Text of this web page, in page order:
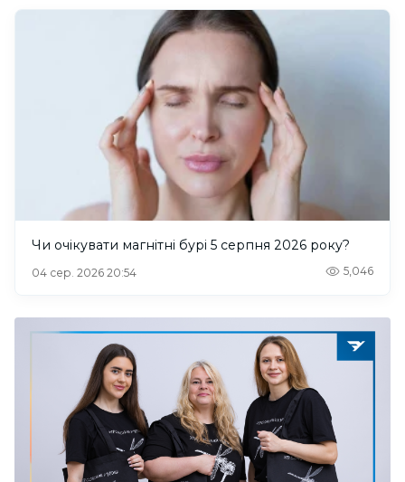
Чи очікувати магнітні бурі 5 серпня 2026 року?
04 сер. 2026 20:54 5,046